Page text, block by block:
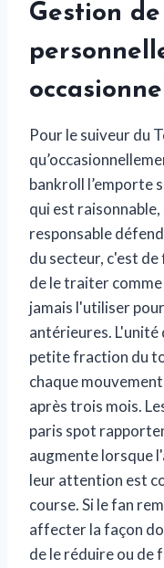
Gestion
Pour le suiveur du
bankroll l’emporte
qui est
responsable
du secteur, c'est
de le traiter
jamais l'utiliser
antérieures.
petite fraction du
chaque
après trois mois.
paris spot
augmente lorsque
leur attention est
course. Si le fan
affecter la façon
de le réduire ou de